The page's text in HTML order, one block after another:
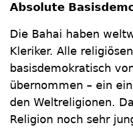
Absolute
Die Bahai haben
Kleriker. Alle
basisdemokratisch
übernommen – ein
den Weltreligionen.
Religion noch sehr